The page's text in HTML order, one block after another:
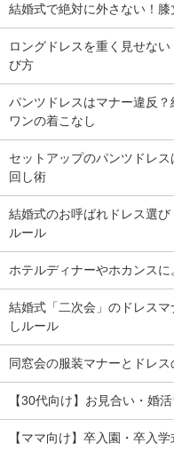
結婚式で絶対に外さない！
ロングドレスを重く見せな
び方
パンツドレスはマナー違反
ワンの着こなし
セットアップのパンツドレ
回し術
結婚式のお呼ばれドレス選
ルール
ホテルディナーやホカンス
結婚式「二次会」のドレス
しルール
同窓会の服装マナーとドレ
【30代向け】お見合い・婚
【ママ向け】卒入園・卒入